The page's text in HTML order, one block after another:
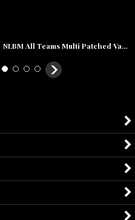
NLBM All Teams Multi Patched Varsity Jacket ニグロリーグ オフィシャル スタジアム ジャケット スタジャン